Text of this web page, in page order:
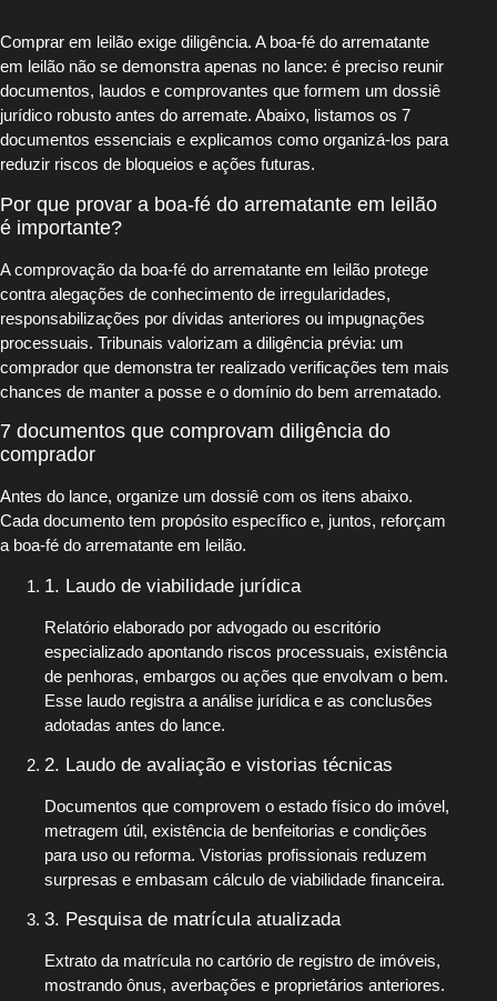
Comprar em leilão exige diligência. A boa-fé do arrematante
em leilão não se demonstra apenas no lance: é preciso reunir
documentos, laudos e comprovantes que formem um dossiê
jurídico robusto antes do arremate. Abaixo, listamos os 7
documentos essenciais e explicamos como organizá‑los para
reduzir riscos de bloqueios e ações futuras.
Por que provar a boa-fé do arrematante em leilão
é importante?
A comprovação da boa-fé do arrematante em leilão protege
contra alegações de conhecimento de irregularidades,
responsabilizações por dívidas anteriores ou impugnações
processuais. Tribunais valorizam a diligência prévia: um
comprador que demonstra ter realizado verificações tem mais
chances de manter a posse e o domínio do bem arrematado.
7 documentos que comprovam diligência do
comprador
Antes do lance, organize um dossiê com os itens abaixo.
Cada documento tem propósito específico e, juntos, reforçam
a boa-fé do arrematante em leilão.
1. Laudo de viabilidade jurídica
Relatório elaborado por advogado ou escritório
especializado apontando riscos processuais, existência
de penhoras, embargos ou ações que envolvam o bem.
Esse laudo registra a análise jurídica e as conclusões
adotadas antes do lance.
2. Laudo de avaliação e vistorias técnicas
Documentos que comprovem o estado físico do imóvel,
metragem útil, existência de benfeitorias e condições
para uso ou reforma. Vistorias profissionais reduzem
surpresas e embasam cálculo de viabilidade financeira.
3. Pesquisa de matrícula atualizada
Extrato da matrícula no cartório de registro de imóveis,
mostrando ônus, averbações e proprietários anteriores.